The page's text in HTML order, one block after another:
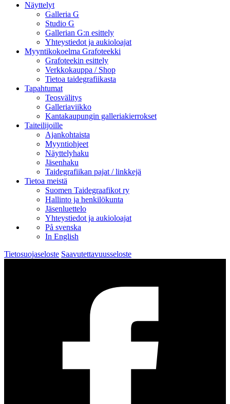
Näyttelyt
Galleria G
Studio G
Gallerian G:n esittely
Yhteystiedot ja aukioloajat
Myyntikokoelma Grafoteekki
Grafoteekin esittely
Verkkokauppa / Shop
Tietoa taidegrafiikasta
Tapahtumat
Teosvälitys
Galleriaviikko
Kantakaupungin galleriakierrokset
Taiteilijoille
Ajankohtaista
Myyntiohjeet
Näyttelyhaku
Jäsenhaku
Taidegrafiikan pajat / linkkejä
Tietoa meistä
Suomen Taidegraafikot ry
Hallinto ja henkilökunta
Jäsenluettelo
Yhteystiedot ja aukioloajat
På svenska
In English
Tietosuojaseloste Saavutettavuusseloste